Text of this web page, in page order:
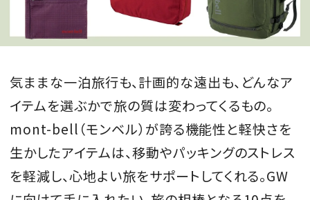
気ままな一泊旅行も、計画的な遠出も、どんなア
イテムを選ぶかで旅の質は変わってくるもの。
mont-bell（モンベル）が誇る機能性と軽快さを
生かしたアイテムは、移動やパッキングのストレス
を軽減し、心地よい旅をサポートしてくれる。GW